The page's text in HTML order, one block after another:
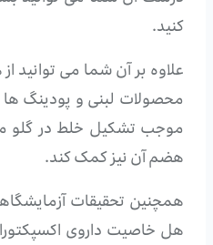
کنید.
علاوه بر آن شما می توانید
محصولات لبنی و پودینگ ها
موجب تشکیل خلط در گلو
هضم آن نیز کمک کند.
همچنین تحقیقات
هل خاصیت داروی